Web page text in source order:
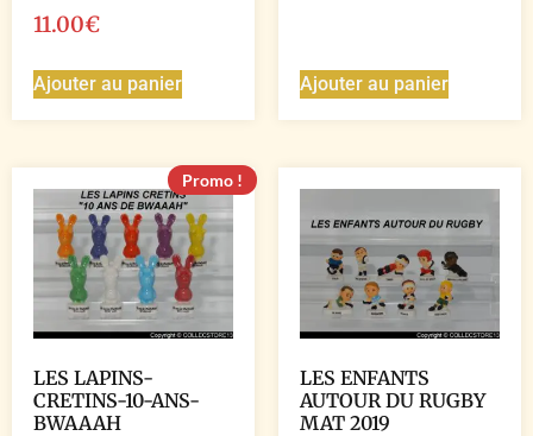
11.00€
Ajouter au panier Ajouter au panier
Promo !
LES LAPINS-
CRETINS-10-ANS-
BWAAAH
LES ENFANTS
AUTOUR DU RUGBY
MAT 2019